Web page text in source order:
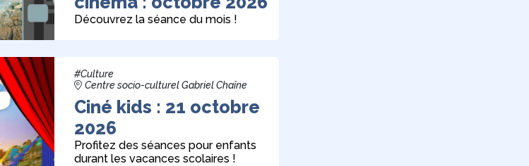
Découvrez la séance du mois !
#Culture
Centre socio-culturel Gabriel Chaîne
Ciné kids : 21 octobre
2026
Profitez des séances pour enfants
durant les vacances scolaires !